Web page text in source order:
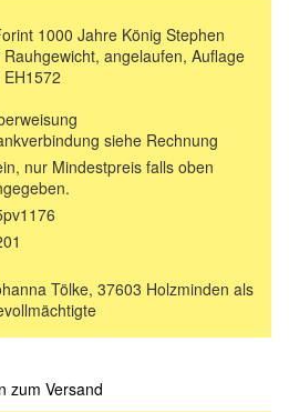
1000 Jahre König Stephen
angelaufen, Auflage
siehe Rechnung
nur Mindestpreis falls oben
Tölke, 37603 Holzminden als
zum Versand